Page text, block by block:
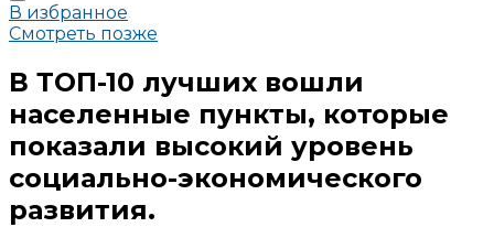
В избранное
Смотреть позже
В ТОП-10 лучших вошли
населенные пункты, которые
показали высокий уровень
социально-экономического
развития.